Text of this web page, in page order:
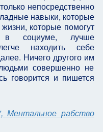
непосредственно
навыки, которые
которые помогут
в социуме, лучше
находить себе
Ничего другого им
совершенно не
говорится и пишется
Ментальное рабство